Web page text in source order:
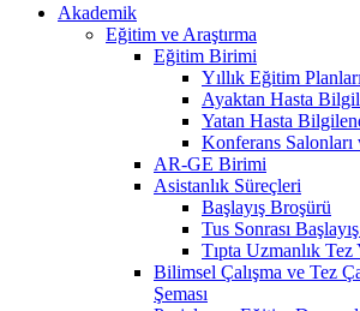
Akademik
Eğitim ve Araştırma
Eğitim Birimi
Yıllık Eğitim Planları
Ayaktan Hasta
Yatan Hasta
Konferans Salonları
AR-GE Birimi
Asistanlık Süreçleri
Başlayış Broşürü
Tus Sonrası
Tıpta Uzmanlık Tez
Bilimsel Çalışma ve Tez
Şeması